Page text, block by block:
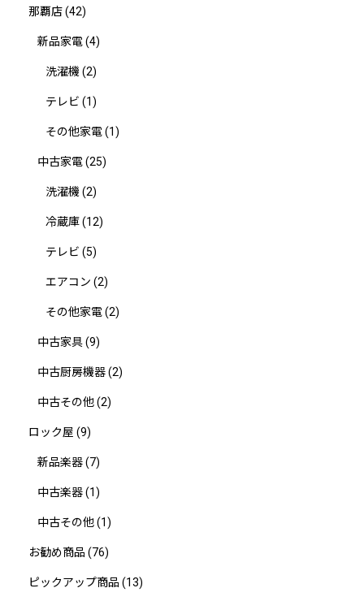
那覇店(42)
新品家電(4)
洗濯機 (2)
テレビ (1)
その他家電(1)
中古家電(25)
洗濯機 (2)
冷蔵庫(12)
テレビ (5)
エアコン (2)
その他家電(2)
中古家具(9)
中古厨房機器(2)
中古その他(2)
ロック屋 (9)
新品楽器(7)
中古楽器(1)
中古その他(1)
お勧め商品 (76)
ピックアップ商品 (13)